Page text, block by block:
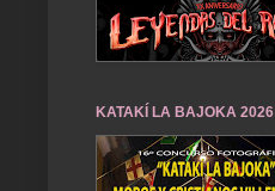
KATAKÍ LA BAJOKA 2026